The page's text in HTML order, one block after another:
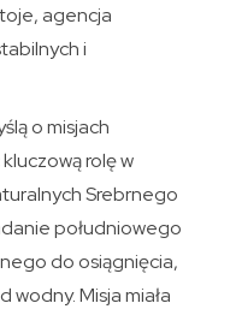
agencja
i
o misjach
rolę w
Srebrnego
południowego
do osiągnięcia,
Misja miała